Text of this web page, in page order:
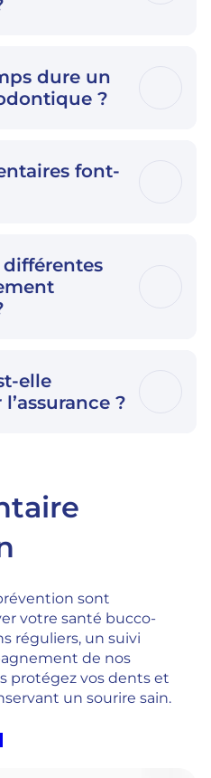
dure un
?
font-
différentes
elle
?
sont
votre santé bucco-
réguliers, un suivi
de nos
protégez vos dents et
un sourire sain.